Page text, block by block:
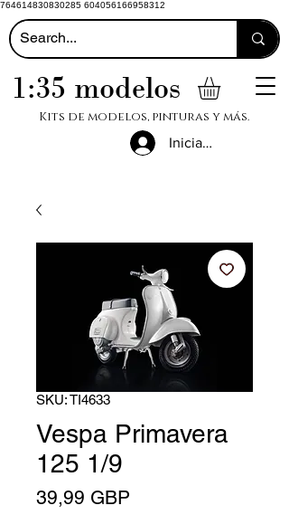
764614830830285 604056166958312
1:35 modelos
Kits de modelos, pinturas y más.
Iniciar sesión
SKU: TI4633
Vespa Primavera
125 1/9
39,99 GBP